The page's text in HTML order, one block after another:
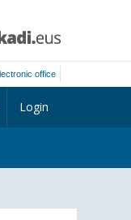
office
Login